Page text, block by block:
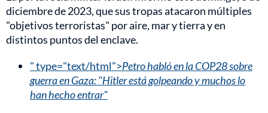
diciembre de 2023, que sus tropas atacaron múltiples
"objetivos terroristas" por aire, mar y tierra y en
distintos puntos del enclave.
" type="text/html">Petro habló en la COP28 sobre
guerra en Gaza: "Hitler está golpeando y muchos lo
han hecho entrar"